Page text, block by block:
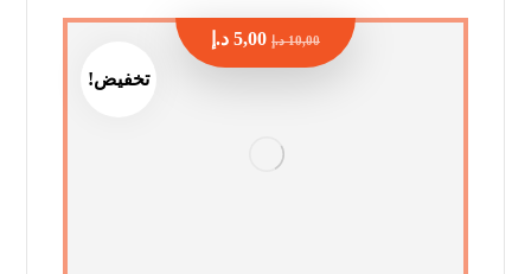
تخفيض!
10,00 د.إ 5,00 د.إ